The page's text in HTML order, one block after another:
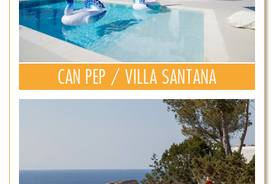
CAN PEP / VILLA SANTANA